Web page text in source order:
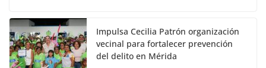
Impulsa Cecilia Patrón organización
vecinal para fortalecer prevención
del delito en Mérida